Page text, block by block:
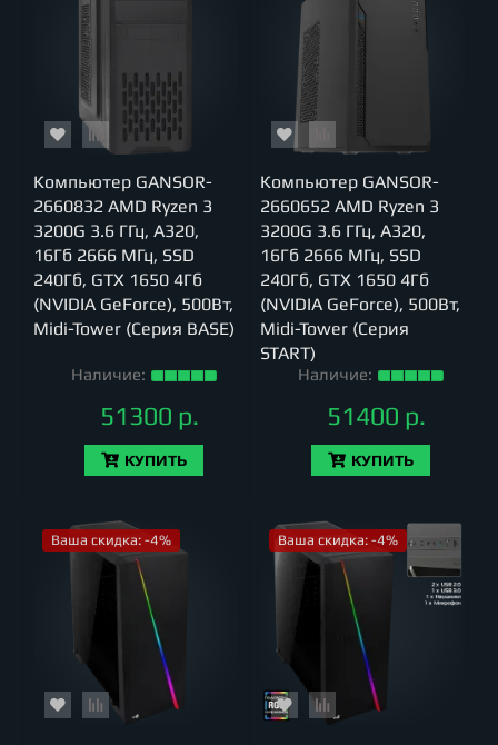
Компьютер GANSOR-
2660832 AMD Ryzen 3
3200G 3.6 ГГц, A320,
16Гб 2666 МГц, SSD
240Гб, GTX 1650 4Гб
(NVIDIA GeForce), 500Вт,
Midi-Tower (Серия BASE)
Наличие:
51300 р.
КУПИТЬ
Компьютер GANSOR-
2660652 AMD Ryzen 3
3200G 3.6 ГГц, A320,
16Гб 2666 МГц, SSD
240Гб, GTX 1650 4Гб
(NVIDIA GeForce), 500Вт,
Midi-Tower (Серия
START)
Наличие:
51400 р.
КУПИТЬ
Ваша скидка: -4% Ваша скидка: -4%